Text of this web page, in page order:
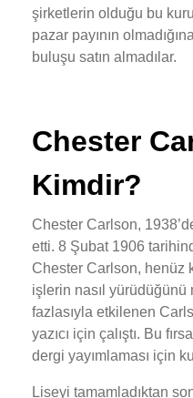
şirketlerin olduğu bu
pazar payının
buluşu satın almadılar.
Chester
Kimdir?
Chester Carlson,
etti. 8 Şubat 1906
Chester Carlson, henüz
işlerin nasıl
fazlasıyla etkilenen
yazıcı için çalıştı. Bu
dergi yayımlaması için
Liseyi tamamladıktan